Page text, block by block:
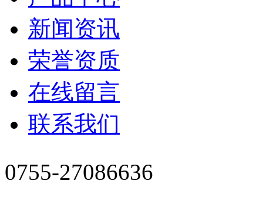
新闻资讯
荣誉资质
在线留言
联系我们
0755-27086636